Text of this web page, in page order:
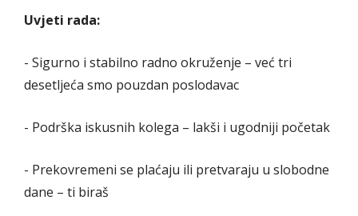
Uvjeti rada:
- Sigurno i stabilno radno okruženje – već tri
desetljeća smo pouzdan poslodavac
- Podrška iskusnih kolega – lakši i ugodniji početak
- Prekovremeni se plaćaju ili pretvaraju u slobodne
dane – ti biraš